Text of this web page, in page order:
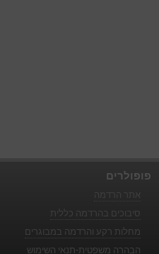
פופולרים
סיבוכים בהרדמה כללית
מחלות רקע והרדמה במבוגרים
הבהרה משפטית-תנאי השימוש